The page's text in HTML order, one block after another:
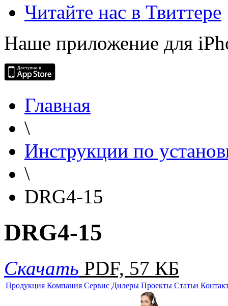
Читайте нас в Твиттере
Наше приложение для
Главная
\
Инструкции по
\
DRG4-15
DRG4-15
Скачать PDF, 57 КБ
Продукция Компания Сервис Дилеры Проекты Статьи